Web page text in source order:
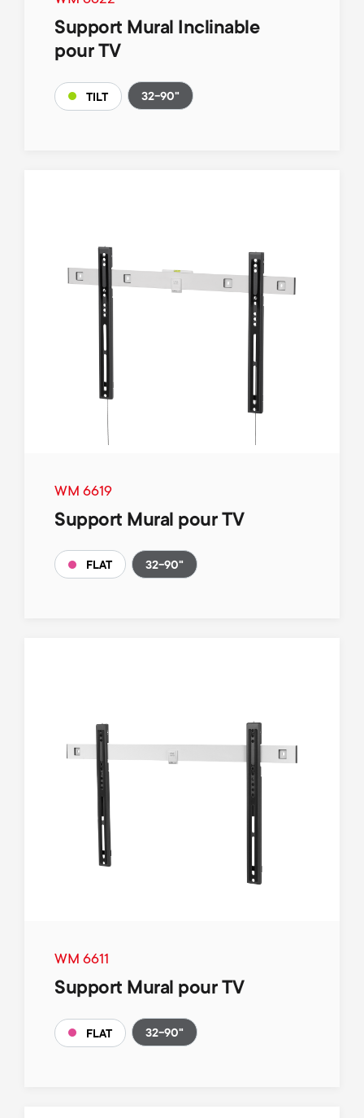
Support Mural Inclinable
pour TV
TILT 32-90"
WM 6619
Support Mural pour TV
FLAT 32-90"
WM 6611
Support Mural pour TV
FLAT 32-90"